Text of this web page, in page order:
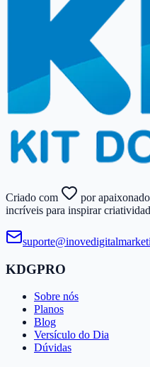
Criado com
por
incríveis para inspirar
KDGPRO
Sobre nós
Planos
Blog
Versículo do Dia
Dúvidas